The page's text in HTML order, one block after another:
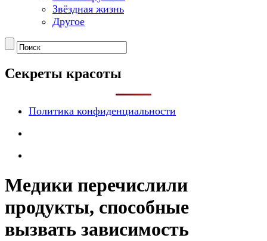
Звёздная жизнь
Другое
Секреты красоты
Политика конфиденциальности
Медики перечислили
продукты, способные
вызвать зависимость